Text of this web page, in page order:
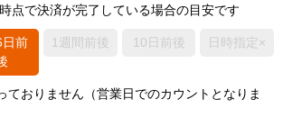
点で決済が完了している場合の目安です
日前
1週間前後 10日前後 日時指定×
ておりません（営業日でのカウントとなりま